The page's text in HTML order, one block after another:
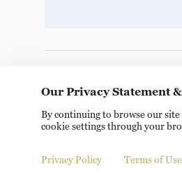
Copyright © 2024 CGTN. 京
Our Privacy Statement
By continuing to browse our site
cookie settings through your
Privacy Policy Terms of Use